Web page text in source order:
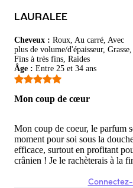
LAURALEE
Cheveux : Roux, Au carré, Avec
plus de volume/d'épaisseur, Grasse,
Fins à très fins, Raides
Âge : Entre 25 et 34 ans
Mon coup de cœur
Mon coup de coeur, le parfum
moment pour soi sous la
efficace, surtout en profitant
crânien ! Je le rachèterais à la